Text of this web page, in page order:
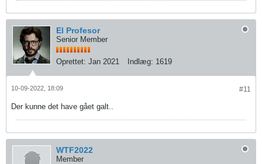
El Profesor
Senior Member
Oprettet: Jan 2021 Indlæg: 1619
#11
10-09-2022, 18:09
Der kunne det have gået galt..
WTF2022
Member